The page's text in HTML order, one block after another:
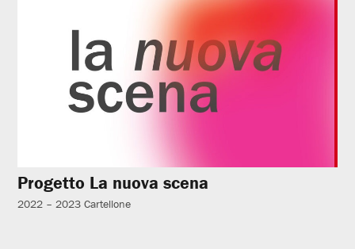
Progetto La nuova scena
2022 – 2023 Cartellone